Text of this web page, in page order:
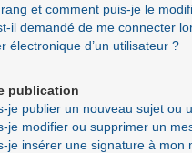
et comment puis-je le
il demandé de me connecter
électronique d’un utilisateur ?
publication
je publier un nouveau sujet ou
je modifier ou supprimer un
je insérer une signature à mon